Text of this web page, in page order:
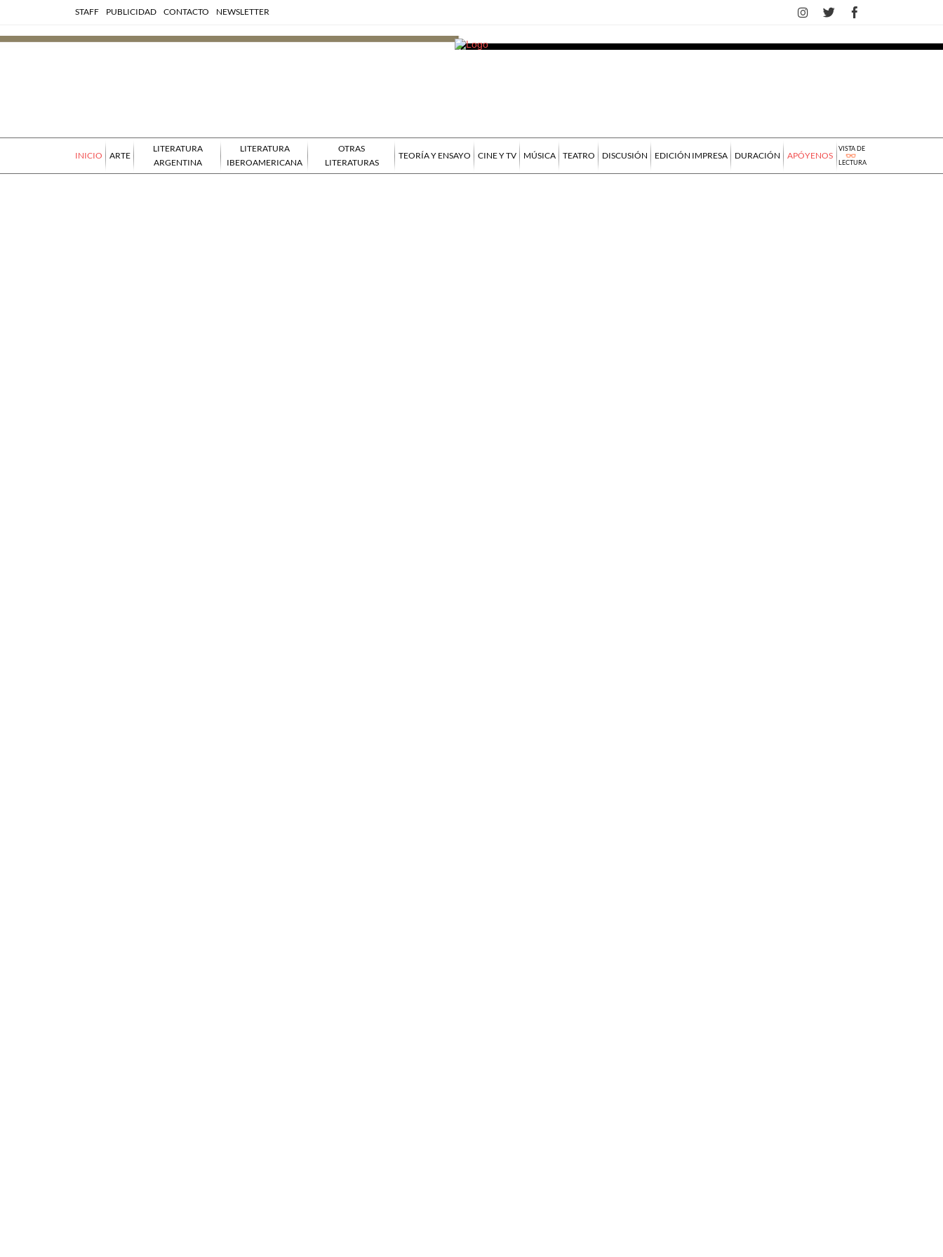
STAFF PUBLICIDAD CONTACTO NEWSLETTER
INICIO ARTE
LITERATURA
ARGENTINA
LITERATURA
IBEROAMERICANA
OTRAS
LITERATURAS
TEORÍA Y ENSAYO CINE Y TV MÚSICA TEATRO DISCUSIÓN EDICIÓN IMPRESA DURACIÓN APÓYENOS
VISTA DE
LECTURA